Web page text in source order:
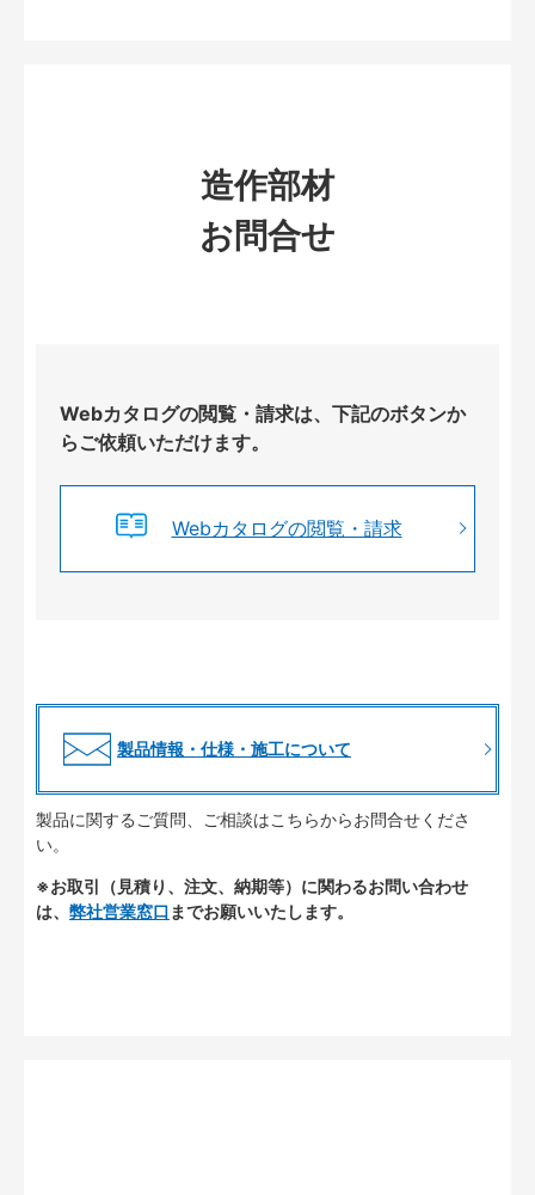
造作部材
お問合せ
Webカタログの閲覧・請求は、下記のボタンか
らご依頼いただけます。
Webカタログの閲覧・請求
製品情報・仕様・施工について
製品に関するご質問、ご相談はこちらからお問合せくださ
い。
※お取引（見積り、注文、納期等）に関わるお問い合わせ
は、 弊社営業窓口 までお願いいたします。